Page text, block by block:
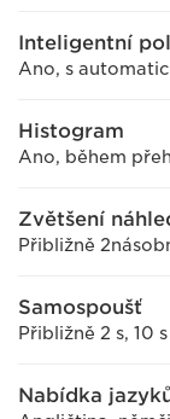
Inteligentní
Ano, s
Histogram
Ano, během
Zvětšení
Přibližně
Samospoušť
Přibližně 2 s, 10
Nabídka